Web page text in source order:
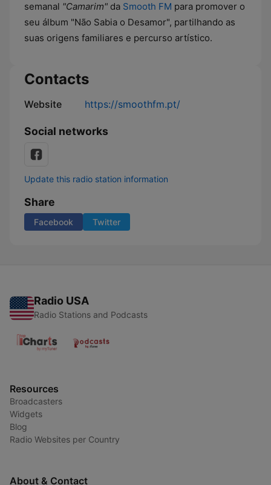
semanal "Camarim" da Smooth FM para promover o
seu álbum "Não Sabia o Desamor", partilhando as
suas origens familiares e percurso artístico.
Contacts
Website https://smoothfm.pt/
Social networks
Update this radio station information
Share
Facebook Twitter
Radio USA
Radio Stations and Podcasts
Resources
Broadcasters
Widgets
Blog
Radio Websites per Country
About & Contact